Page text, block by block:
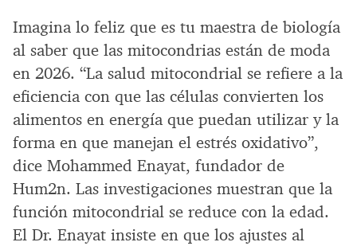
Imagina lo feliz que es tu maestra de biología
al saber que las mitocondrias están de moda
en 2026. “La salud mitocondrial se refiere a la
eficiencia con que las células convierten los
alimentos en energía que puedan utilizar y la
forma en que manejan el estrés oxidativo”,
dice Mohammed Enayat, fundador de
Hum2n. Las investigaciones muestran que la
función mitocondrial se reduce con la edad.
El Dr. Enayat insiste en que los ajustes al